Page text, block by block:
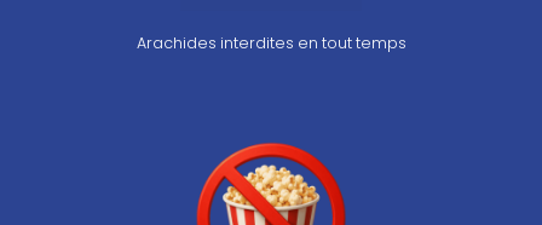
Arachides interdites en tout temps